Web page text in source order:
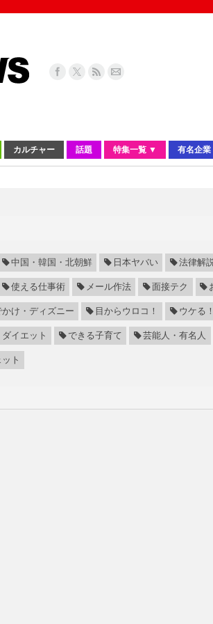
カルチャー 話題 特集一覧 ▼ 有名企業
中国・韓国・北朝鮮 日本ヤバい 法律解
使える仕事術 メール作法 面接テク
かけ・ディズニー 目からウロコ！ ウケる！
イエット できる子育て 芸能人・有名人
ト